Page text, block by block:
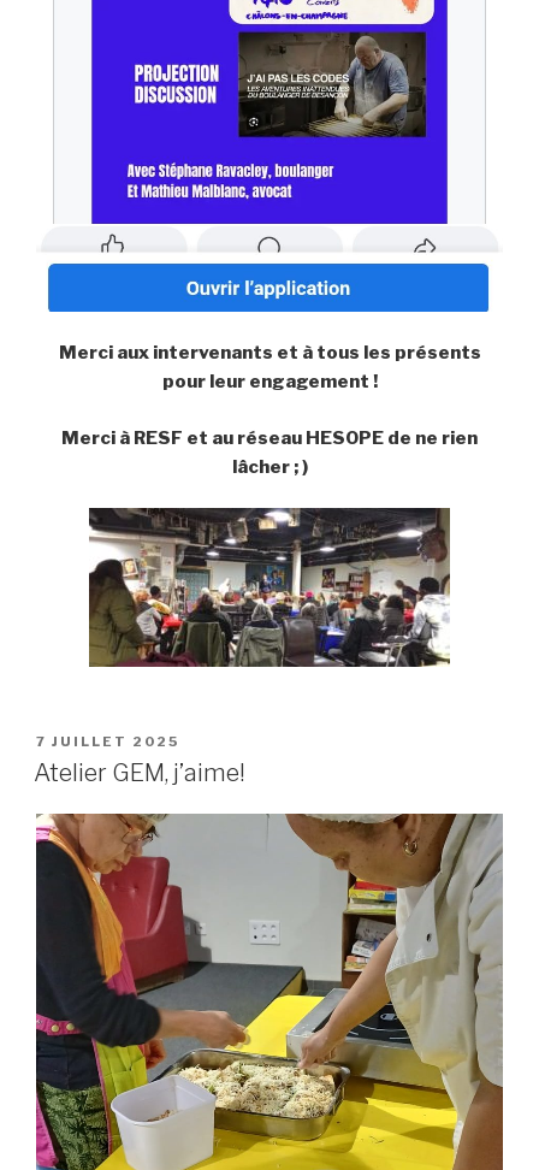
Merci aux intervenants et à tous les présents
pour leur engagement !
Merci à RESF et au réseau HESOPE de ne rien
lâcher ; )
PUBLIÉ
LE
7 JUILLET 2025
Atelier GEM, j’aime!